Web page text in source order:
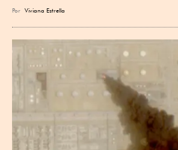
Por Viviana Estrella